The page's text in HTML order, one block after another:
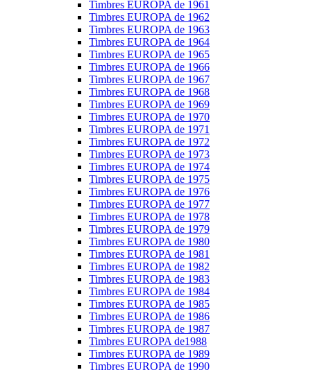
Timbres EUROPA de 1961
Timbres EUROPA de 1962
Timbres EUROPA de 1963
Timbres EUROPA de 1964
Timbres EUROPA de 1965
Timbres EUROPA de 1966
Timbres EUROPA de 1967
Timbres EUROPA de 1968
Timbres EUROPA de 1969
Timbres EUROPA de 1970
Timbres EUROPA de 1971
Timbres EUROPA de 1972
Timbres EUROPA de 1973
Timbres EUROPA de 1974
Timbres EUROPA de 1975
Timbres EUROPA de 1976
Timbres EUROPA de 1977
Timbres EUROPA de 1978
Timbres EUROPA de 1979
Timbres EUROPA de 1980
Timbres EUROPA de 1981
Timbres EUROPA de 1982
Timbres EUROPA de 1983
Timbres EUROPA de 1984
Timbres EUROPA de 1985
Timbres EUROPA de 1986
Timbres EUROPA de 1987
Timbres EUROPA de1988
Timbres EUROPA de 1989
Timbres EUROPA de 1990